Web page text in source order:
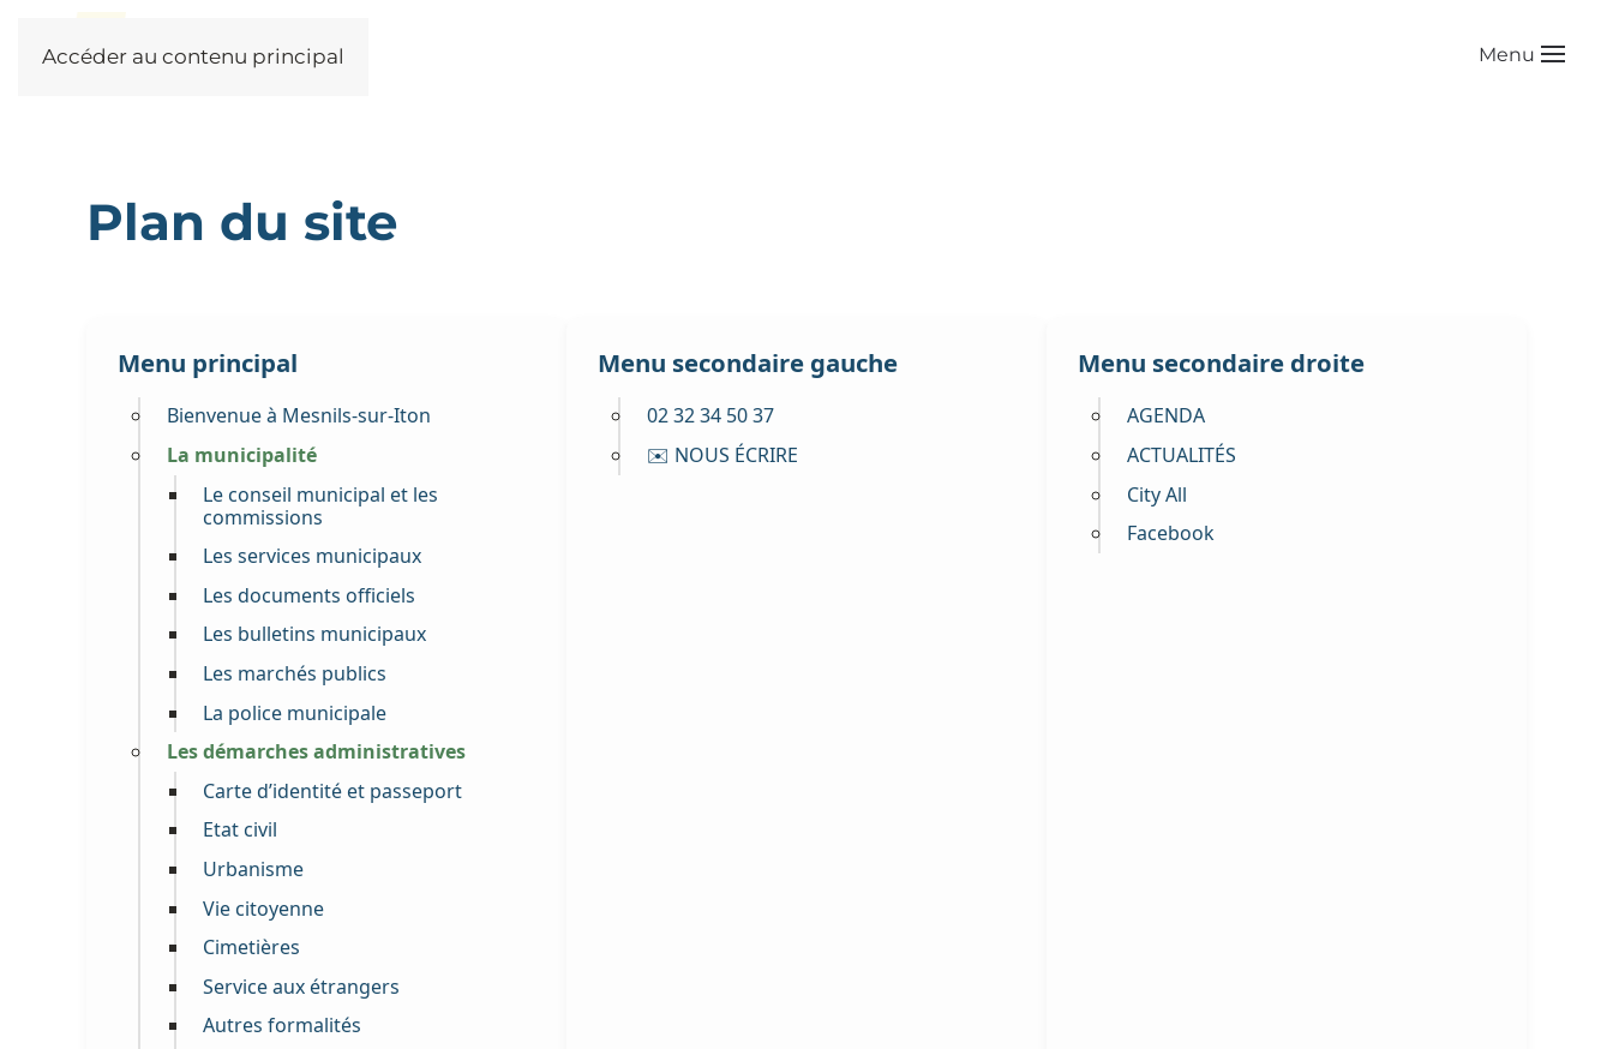
Accéder au contenu principal Menu
Plan du site
Menu principal
Bienvenue à Mesnils-sur-Iton
La municipalité
Le conseil municipal et les
commissions
Les services municipaux
Les documents officiels
Les bulletins municipaux
Les marchés publics
La police municipale
Les démarches administratives
Carte d’identité et passeport
Etat civil
Urbanisme
Vie citoyenne
Cimetières
Service aux étrangers
Autres formalités
Menu secondaire gauche
02 32 34 50 37
✉️ NOUS ÉCRIRE
Menu secondaire droite
AGENDA
ACTUALITÉS
City All
Facebook